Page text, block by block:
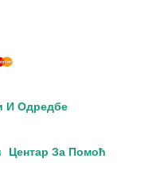
И Одредбе
Центар За Помоћ